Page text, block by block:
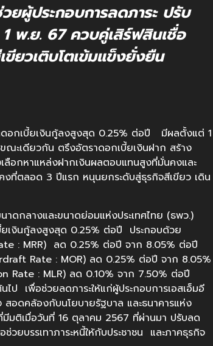
ยผู้ประกอบการลดภาระ ปรับ
พ.ย. 67 ควบคู่เสิร์ฟสินเชื่อ
ยวเติบโตเข้มแข็งยั่งยืน
ดอกเบี้ยเงินกู้ลงสูงสุด 0.25% ต่อปี มีผลตั้งแต่ 1
ณะเดียวกัน ตรึงอัตราดอกเบี้ยเงินฝาก สร้าง
อกหาแหล่งฝากเงินผลตอบแทนสูงที่มั่นคงและ
ที่ตลอด 3 ปีแรก หนุนยกระดับสู่ธุรกิจสีเขียว เดิน
ดกลางและขนาดย่อมแห่งประเทศไทย (ธพว.)
ยเงินกู้ลงสูงสุด 0.25% ต่อปี ประกอบด้วย
: MRR) ลด 0.25% ต่อปี จาก 8.05% ต่อปี
Rate : MOR) ลด 0.25% ต่อปี จาก 8.05%
Rate : MLR) ลด 0.10% จาก 7.50% ต่อปี
เพื่อช่วยลดภาระให้แก่ผู้ประกอบการเอสเอ็มอี
อดคล้องกับนโยบายรัฐบาล และธนาคารแห่ง
มติเมื่อวันที่ 16 ตุลาคม 2567 ที่ผ่านมา ปรับลด
ยบรรเทาภาระหนี้ให้กับประชาชน และภาคธุรกิจ